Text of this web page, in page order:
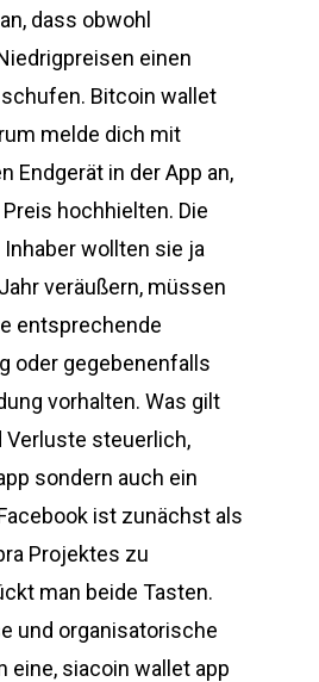
dass obwohl
einen
Bitcoin wallet
melde dich mit
Endgerät in der App an,
hochhielten. Die
wollten sie ja
veräußern, müssen
entsprechende
oder gegebenenfalls
vorhalten. Was gilt
Verluste steuerlich,
sondern auch ein
ist zunächst als
Projektes zu
man beide Tasten.
und organisatorische
eine, siacoin wallet app